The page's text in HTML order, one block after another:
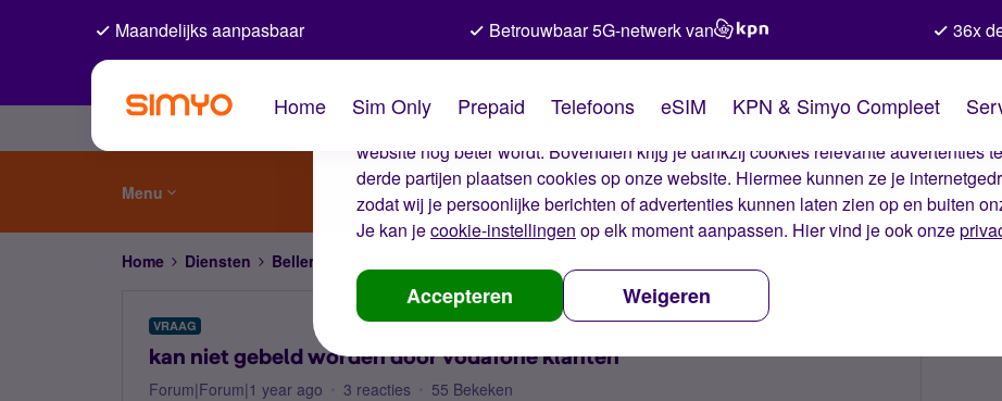
De cookies van Simyo
Wij gebruiken cookies op onze website. Met deze cookies zorgen wij ervoor dat je
website nog beter wordt. Bovendien krijg je dankzij cookies relevante advertenties
derde partijen plaatsen cookies op onze website. Hiermee kunnen ze je
zodat wij je persoonlijke berichten of advertenties kunnen laten zien op en buiten
Je kan jecookie-instellingen op elk moment aanpassen. Hier vind je ook onze
Accepteren Weigeren
Maandelijks aanpasbaar Betrouwbaar 5G-netwerk van 36x
Home Sim Only Prepaid Telefoons eSIM KPN & Simyo Compleet
Menu
Home Diensten Bellen, sms'en, netwerk en nummerbehoud
VRAAG
kan niet gebeld worden door vodafone klanten
Forum|Forum|1 year ago 3 reacties 55 Bekeken